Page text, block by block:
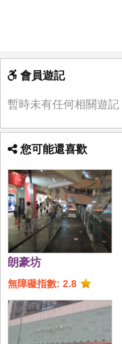
會員遊記
暫時未有任何相關遊記
您可能還喜歡
朗豪坊
無障礙指數: 2.8